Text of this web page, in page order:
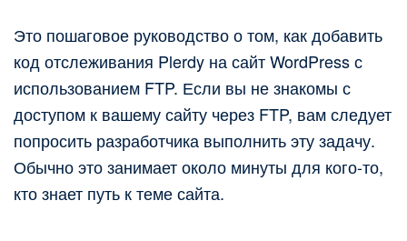
Это пошаговое руководство о том, как добавить
код отслеживания Plerdy на сайт WordPress с
использованием FTP. Если вы не знакомы с
доступом к вашему сайту через FTP, вам следует
попросить разработчика выполнить эту задачу.
Обычно это занимает около минуты для кого-то,
кто знает путь к теме сайта.